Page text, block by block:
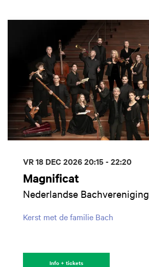
Magnificat
Nederlandse Bachvereniging
Kerst met de familie Bach
VR 18 DEC 202620:15 - 22:20
Info + tickets